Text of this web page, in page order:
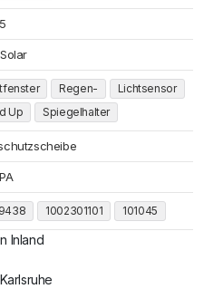
Regen-
Lichtsensor
Up
Spiegelhalter
1002301101 101045
Inland